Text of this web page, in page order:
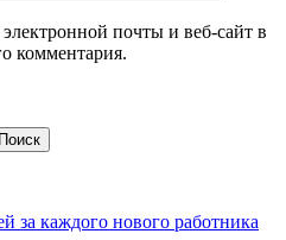
почты и веб-сайт в
комментария.
за каждого нового работника